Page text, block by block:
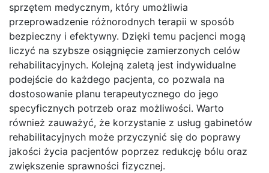
sprzętem medycznym, który umożliwia
przeprowadzenie różnorodnych terapii w sposób
bezpieczny i efektywny. Dzięki temu pacjenci mogą
liczyć na szybsze osiągnięcie zamierzonych celów
rehabilitacyjnych. Kolejną zaletą jest indywidualne
podejście do każdego pacjenta, co pozwala na
dostosowanie planu terapeutycznego do jego
specyficznych potrzeb oraz możliwości. Warto
również zauważyć, że korzystanie z usług gabinetów
rehabilitacyjnych może przyczynić się do poprawy
jakości życia pacjentów poprzez redukcję bólu oraz
zwiększenie sprawności fizycznej.